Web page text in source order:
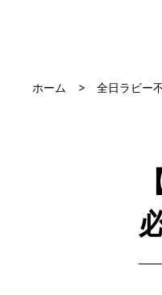
ホーム 全日ラビー